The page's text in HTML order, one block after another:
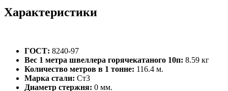
Характеристики
ГОСТ: 8240-97
Вес 1 метра швеллера горячекатаного 10п: 8.59 кг
Количество метров в 1 тонне: 116.4 м.
Марка стали: Ст3
Диаметр стержня: 0 мм.